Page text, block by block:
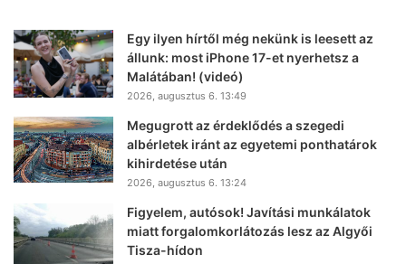
Egy ilyen hírtől még nekünk is leesett az
állunk: most iPhone 17-et nyerhetsz a
Malátában! (videó)
2026, augusztus 6. 13:49
Megugrott az érdeklődés a szegedi
albérletek iránt az egyetemi ponthatárok
kihirdetése után
2026, augusztus 6. 13:24
Figyelem, autósok! Javítási munkálatok
miatt forgalomkorlátozás lesz az Algyői
Tisza-hídon